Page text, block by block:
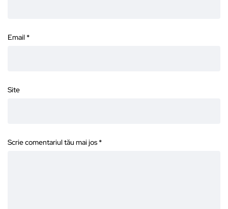
Email *
Site
Scrie comentariul tău mai jos *